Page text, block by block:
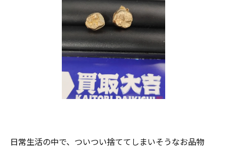
日常生活の中で、ついつい捨ててしまいそうなお品物